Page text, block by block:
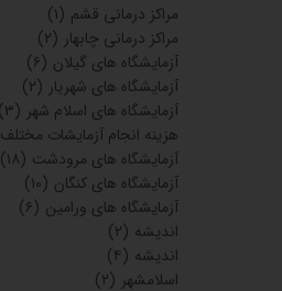
مراکز درمانی قشم (۱)
مراکز درمانی چابهار (۲)
آزمایشگاه های گیلان (۶)
آزمایشگاه های شهریار (۲)
آزمایشگاه های اسلام شهر (۳)
هزینه انجام آزمایشات مختلف
آزمایشگاه های مرودشت (۱۸)
آزمایشگاه های کنگان (۱۰)
آزمایشگاه های ورامین (۶)
اندیشه (۲)
اندیشه (۴)
اسلامشهر (۲)